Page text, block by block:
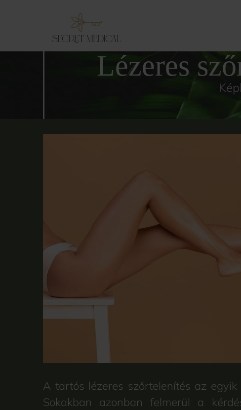
Lézeres
A tartós lézeres szőrtelenítés az
Sokakban azonban felmerül a